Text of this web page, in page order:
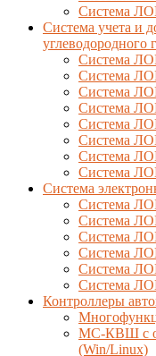
Система
Система учета и
углеводородного
Система
Система
Система
Система
Система
Система
Система
Система
Система
Система
Система
Система
Система
Система
Система
Контроллеры
МС-КВШ с
(Win/Linux)